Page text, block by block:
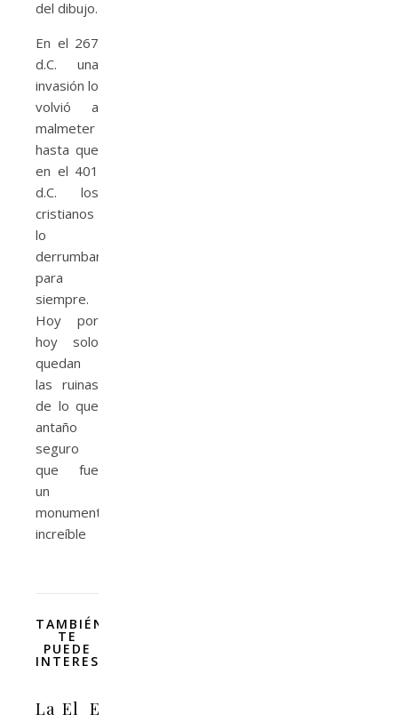
del dibujo.
En el 267
d.C. una
invasión lo
volvió a
malmeter
hasta que
en el 401
d.C. los
cristianos
lo
derrumbaron
para
siempre.
Hoy por
hoy solo
quedan
las ruinas
de lo que
antaño
seguro
que fue
un
monumento
increíble
TAMBIÉN
TE
PUEDE
INTERESAR
La El El